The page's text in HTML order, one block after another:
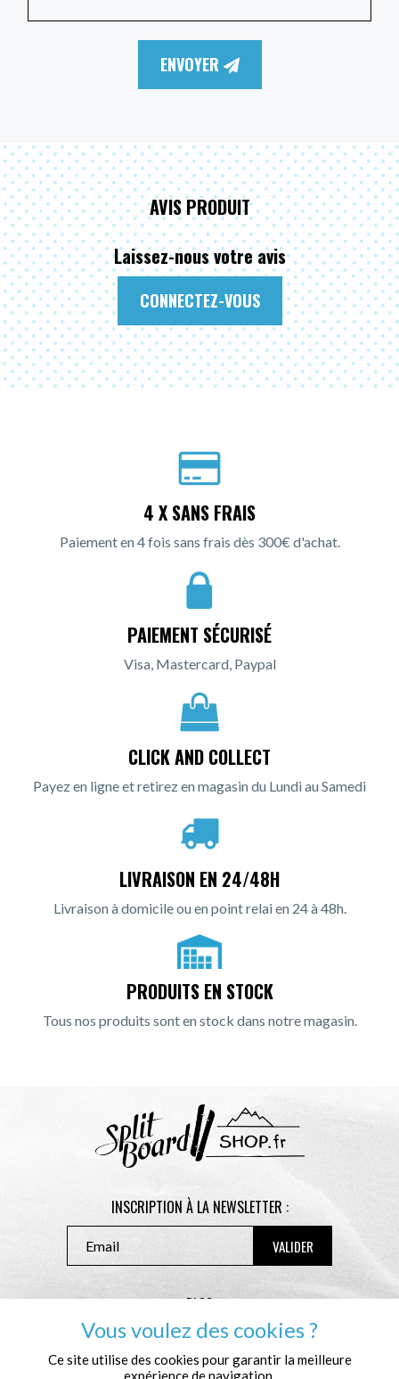
ENVOYER
AVIS PRODUIT
Laissez-nous votre avis
CONNECTEZ-VOUS
4 X SANS FRAIS
Paiement en 4 fois sans frais dès 300€ d'achat.
PAIEMENT SÉCURISÉ
Visa, Mastercard, Paypal
CLICK AND COLLECT
Payez en ligne et retirez en magasin du Lundi au Samedi
LIVRAISON EN 24/48H
Livraison à domicile ou en point relai en 24 à 48h.
PRODUITS EN STOCK
Tous nos produits sont en stock dans notre magasin.
INSCRIPTION À LA NEWSLETTER :
BLOG
CONTACT
CONDITIONS GÉNÉRALES DE VENTE
MENTIONS LÉGALES
Vous voulez des cookies ?
Ce site utilise des cookies pour garantir la meilleure
expérience de navigation.